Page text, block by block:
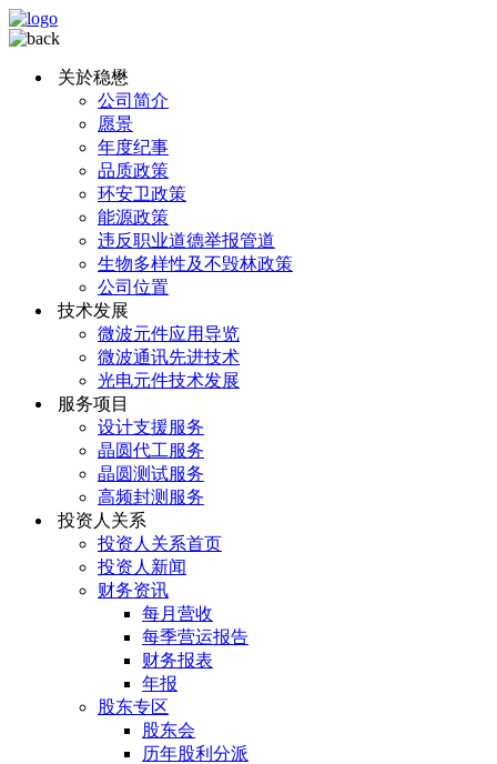
关於稳懋
公司简介
愿景
年度纪事
品质政策
环安卫政策
能源政策
违反职业道德举报管道
生物多样性及不毁林政策
公司位置
技术发展
微波元件应用导览
微波通讯先进技术
光电元件技术发展
服务项目
设计支援服务
晶圆代工服务
晶圆测试服务
高频封测服务
投资人关系
投资人关系首页
投资人新闻
财务资讯
每月营收
每季营运报告
财务报表
年报
股东专区
股东会
历年股利分派